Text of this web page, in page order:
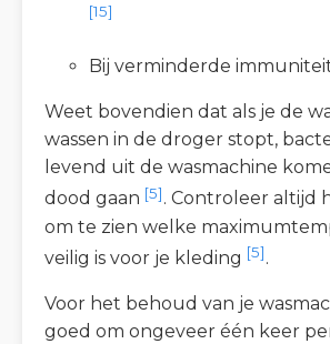
[15]
Bij verminderde
Weet bovendien dat als je de
wassen in de droger stopt,
levend uit de wasmachine
dood gaan [5]. Controleer altijd
om te zien welke
veilig is voor je kleding [5].
Voor het behoud van je
goed om ongeveer één keer